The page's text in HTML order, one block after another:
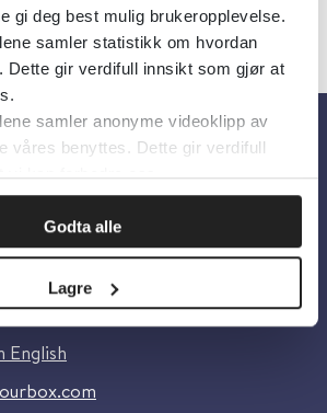
gi deg best mulig brukeropplevelse.
samler statistikk om hvordan
Dette gir verdifull innsikt som gjør at
samler anonyme videoklipp av
våres benyttes. Dette gir verdifull
vi kan forbedre oss.
Godta alle
Lagre
informasjonskapsler
English